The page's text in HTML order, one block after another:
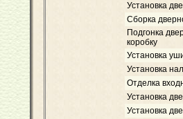
Установка
Сборка
Подгонка
коробку
Установка
Установка
Отделка
Установка
Установка